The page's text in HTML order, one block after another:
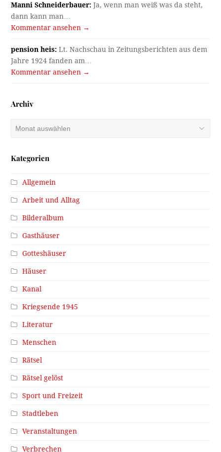
Manni Schneiderbauer: Ja, wenn man weiß was da steht,
dann kann man…
Kommentar ansehen →
pension heis: Lt. Nachschau in Zeitungsberichten aus dem
Jahre 1924 fanden am…
Kommentar ansehen →
Archiv
Kategorien
Allgemein
Arbeit und Alltag
Bilderalbum
Gasthäuser
Gotteshäuser
Häuser
Kanal
Kriegsende 1945
Literatur
Menschen
Rätsel
Rätsel gelöst
Sport und Freizeit
Stadtleben
Veranstaltungen
Verbrechen